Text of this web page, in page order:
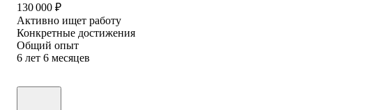
130 000 ₽
Активно ищет работу
Конкретные достижения
Общий опыт
6 лет 6 месяцев